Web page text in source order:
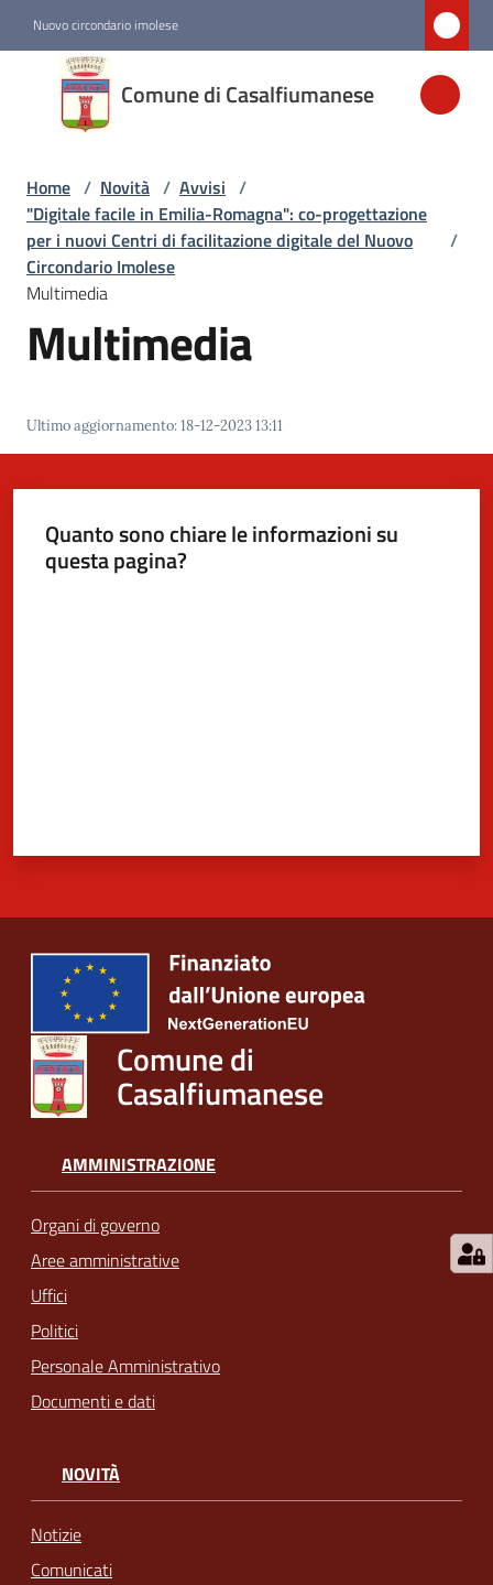
Nuovo circondario imolese
Comune di Casalfiumanese
Comune di
Casalfiumanese
Amministrazione
Novità
Menu selezionato
Servizi
Casalfiumanese
5x1000
Home / Novità / Avvisi /
"Digitale facile in Emilia-Romagna": co-progettazione
per i nuovi Centri di facilitazione digitale del Nuovo
Circondario Imolese
/
Multimedia
Multimedia
Ultimo aggiornamento:18-12-2023 13:11
Quanto sono chiare le informazioni su
questa pagina?
Comune di
Casalfiumanese
AMMINISTRAZIONE
Organi di governo
Aree amministrative
Uffici
Politici
Personale Amministrativo
Documenti e dati
NOVITÀ
Notizie
Comunicati